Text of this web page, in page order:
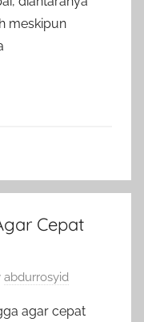
meskipun
Cepat
abdurrosyid
agar cepat